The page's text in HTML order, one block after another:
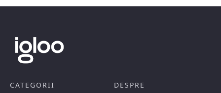
CATEGORII
DESPRE